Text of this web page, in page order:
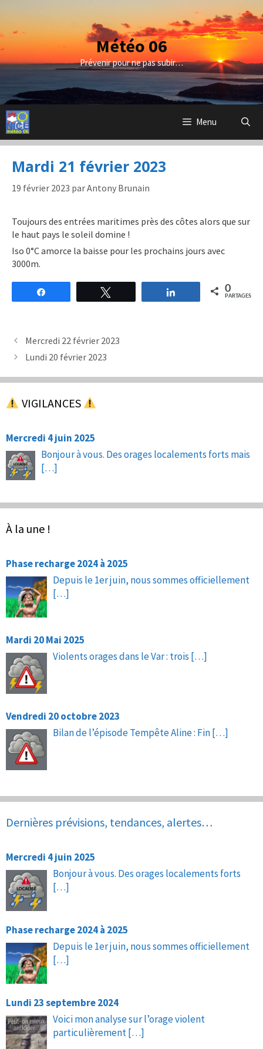
contenu
Météo 06
Prévenir pour ne pas subir…
Menu
Mardi 21 février 2023
19 février 2023 parAntony Brunain
Toujours des entrées maritimes près des côtes alors que sur
le haut pays le soleil domine !
Iso 0°C amorce la baisse pour les prochains jours avec
3000m.
Partagez 0
PARTAGES
Mercredi 22 février 2023
Lundi 20 février 2023
VIGILANCES
Mercredi 4 juin 2025
Bonjour à vous. Des orages localements forts mais
[…]
À la une !
Phase recharge 2024 à 2025
Depuis le 1er juin, nous sommes officiellement
[…]
Mardi 20 Mai 2025
Violents orages dans le Var : trois […]
Vendredi 20 octobre 2023
Bilan de l’épisode Tempête Aline : Fin[…]
Dernières prévisions, tendances, alertes…
Mercredi 4 juin 2025
Bonjour à vous. Des orages localements forts
[…]
Phase recharge 2024 à 2025
Depuis le 1er juin, nous sommes officiellement
[…]
Lundi 23 septembre 2024
Voici mon analyse sur l’orage violent
particulièrement[…]